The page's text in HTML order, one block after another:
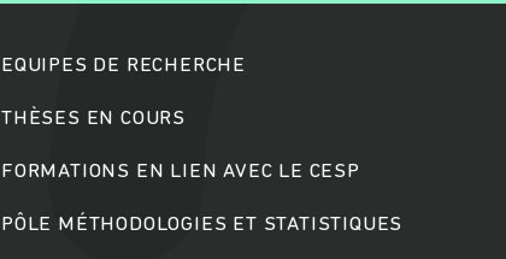
EQUIPES DE RECHERCHE
THÈSES EN COURS
FORMATIONS EN LIEN AVEC LE CESP
PÔLE MÉTHODOLOGIES ET STATISTIQUES